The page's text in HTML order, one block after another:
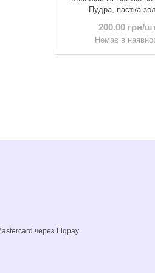
Пудра, паєтка
200.00 грн/
Немає в